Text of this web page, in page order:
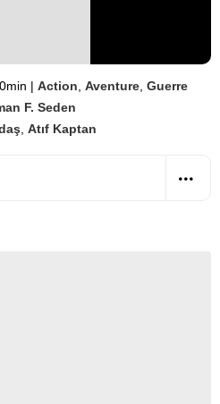
| Action Aventure Guerre
F. Seden
Atıf Kaptan